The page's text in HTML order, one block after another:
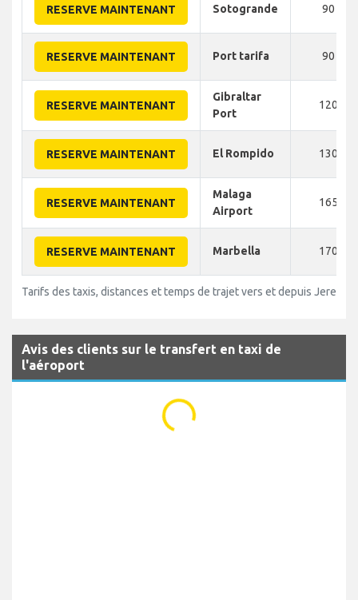
RESERVE MAINTENANT Sotogrande 90
RESERVE MAINTENANT Port tarifa 90
RESERVE MAINTENANT
Gibraltar
Port
120
RESERVE MAINTENANT El Rompido 130
RESERVE MAINTENANT
Malaga
Airport
165
RESERVE MAINTENANT Marbella 170
Tarifs des taxis, distances et temps de trajet vers et depuis Jerez
Avis des clients sur le transfert en taxi de
l'aéroport
...